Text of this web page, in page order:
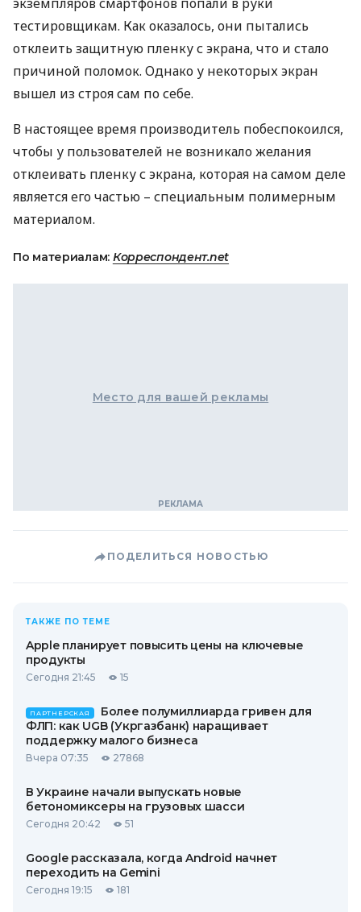
тестировщикам. Как оказалось, они пытались
отклеить защитную пленку с экрана, что и стало
причиной поломок. Однако у некоторых экран
вышел из строя сам по себе.
В настоящее время производитель побеспокоился,
чтобы у пользователей не возникало желания
отклеивать пленку с экрана, которая на самом деле
является его частью – специальным полимерным
материалом.
По материалам: Корреспондент.net
Место для вашей рекламы
ПОДЕЛИТЬСЯ НОВОСТЬЮ
ТАКЖЕ ПО ТЕМЕ
Apple планирует повысить цены на ключевые
продукты
Сегодня 21:45 15
ПАРТНЕРСКАЯ
Более полумиллиарда гривен для
ФЛП: как UGB (Укргазбанк) наращивает
поддержку малого бизнеса
Вчера 07:35 27868
В Украине начали выпускать новые
бетономиксеры на грузовых шасси
Сегодня 20:42 51
Google рассказала, когда Android начнет
переходить на Gemini
Сегодня 19:15 181